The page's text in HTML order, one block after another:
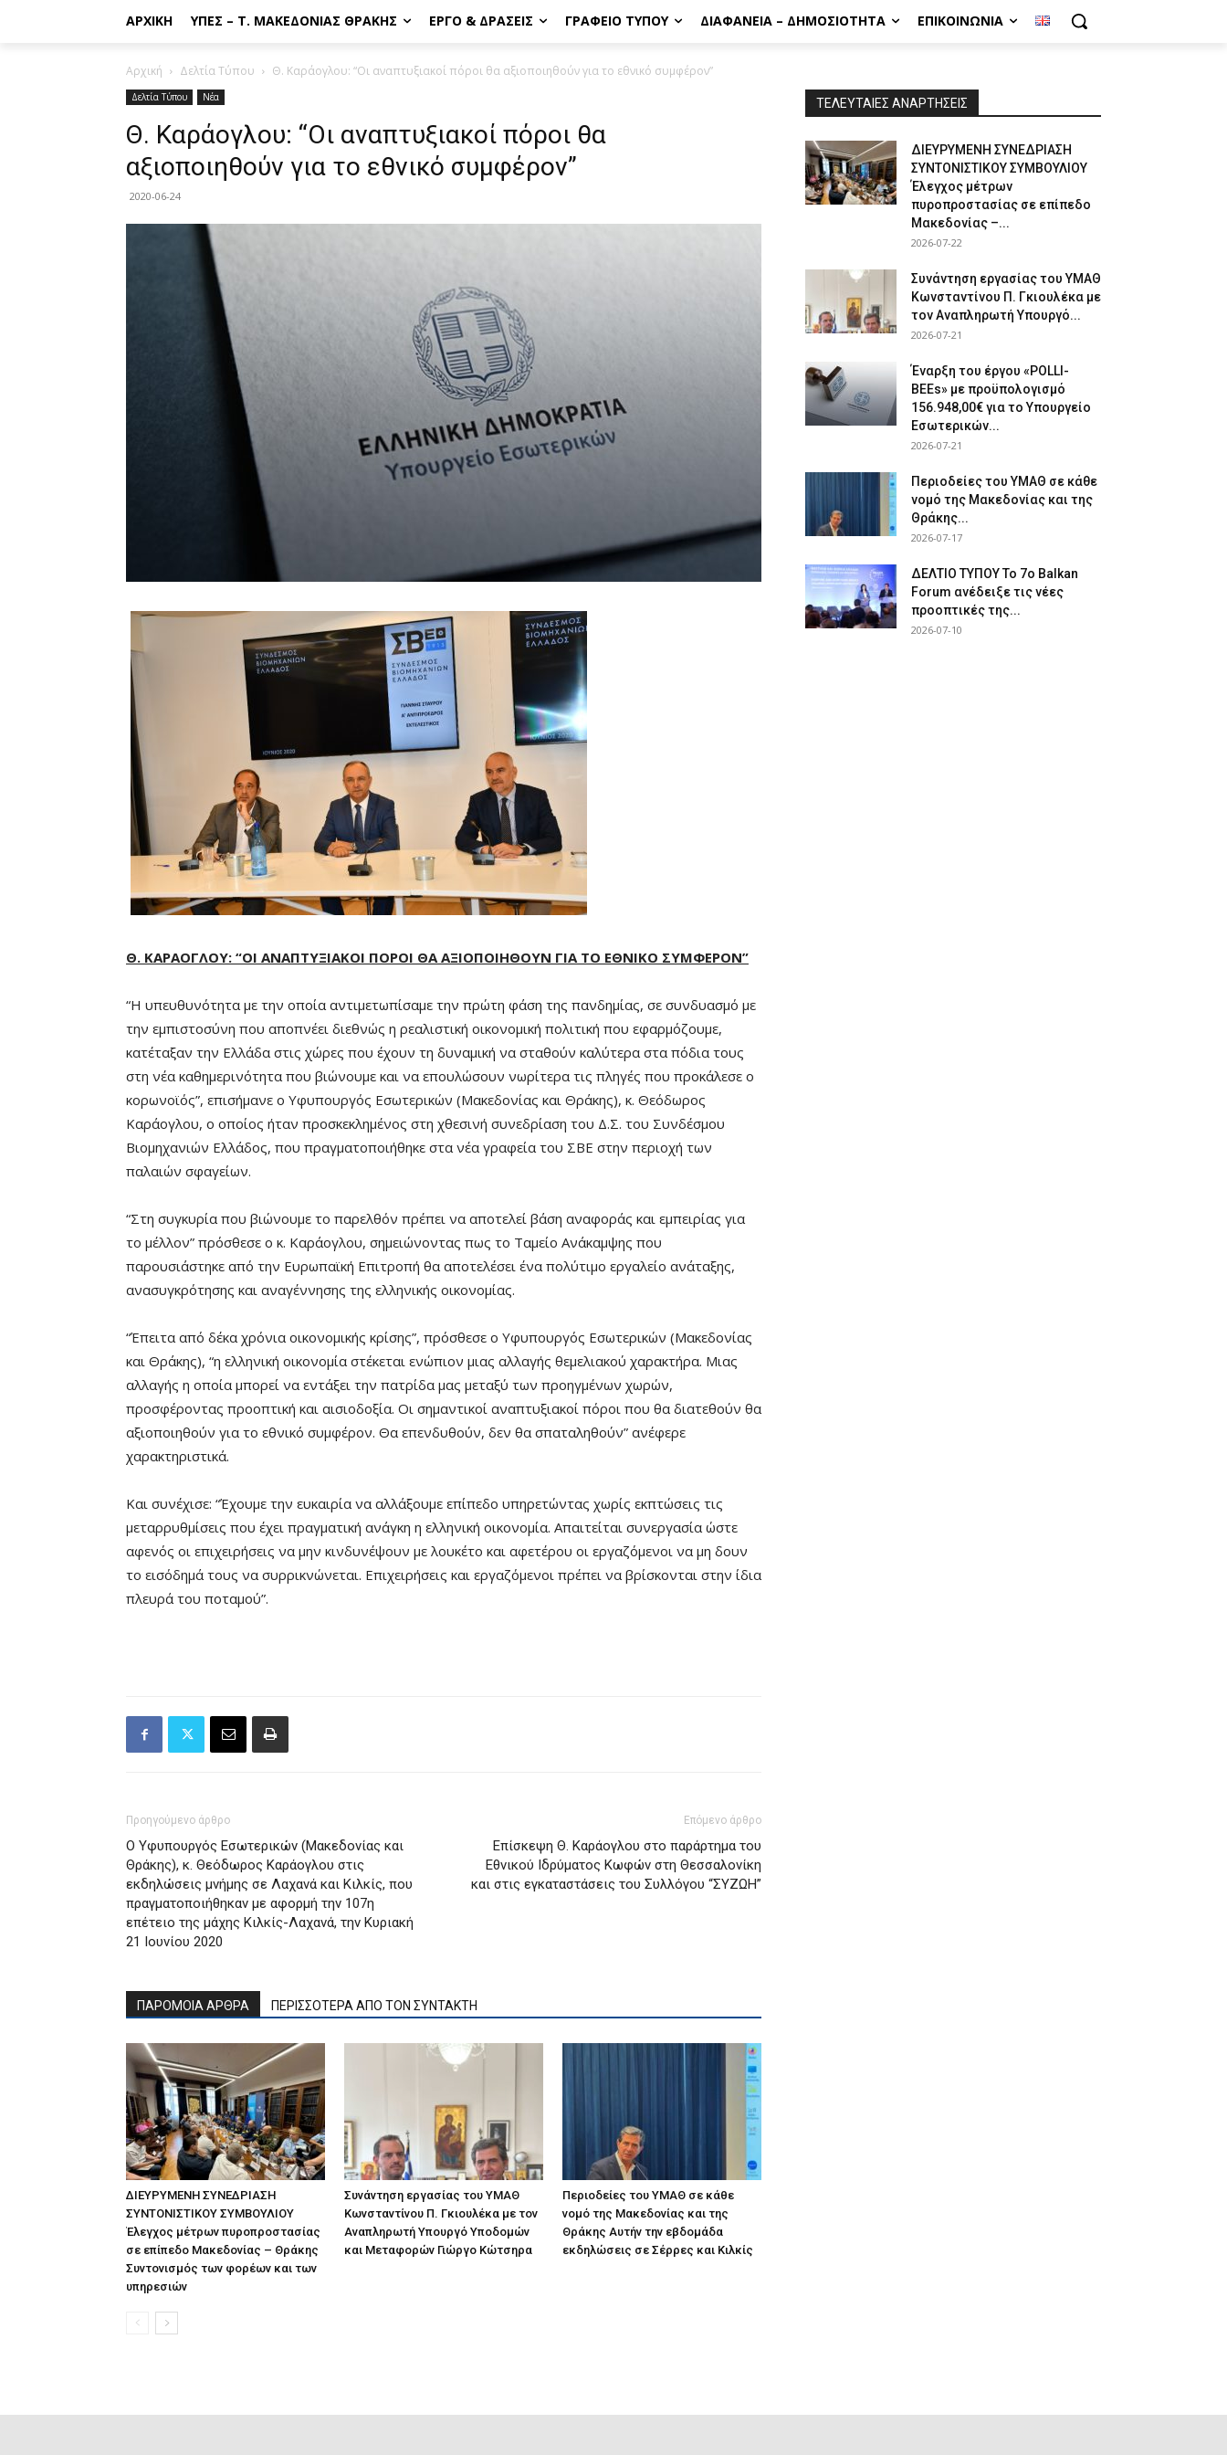
ΑΡΧΙΚΉ ΥΠΕΣ – Τ. ΜΑΚΕΔΟΝΊΑΣ ΘΡΆΚΗΣ ΈΡΓΟ & ΔΡΆΣΕΙΣ ΓΡΑΦΕΊΟ ΤΎΠΟΥ ΔΙΑΦΆΝΕΙΑ – ΔΗΜΟΣΙΌΤΗΤΑ ΕΠΙΚΟΙΝΩΝΊΑ
Αρχική Δελτία Τύπου Θ. Καράογλου: “Οι αναπτυξιακοί πόροι θα αξιοποιηθούν για το εθνικό συμφέρον”
Δελτία Τύπου Νέα
Θ. Καράογλου: “Οι αναπτυξιακοί πόροι θα
αξιοποιηθούν για το εθνικό συμφέρον”
2020-06-24
Θ. ΚΑΡΑΟΓΛΟΥ: “ΟΙ ΑΝΑΠΤΥΞΙΑΚΟΙ ΠΟΡΟΙ ΘΑ ΑΞΙΟΠΟΙΗΘΟΥΝ ΓΙΑ ΤΟ ΕΘΝΙΚΟ ΣΥΜΦΕΡΟΝ”
“Η υπευθυνότητα με την οποία αντιμετωπίσαμε την πρώτη φάση της πανδημίας, σε συνδυασμό με
την εμπιστοσύνη που αποπνέει διεθνώς η ρεαλιστική οικονομική πολιτική που εφαρμόζουμε,
κατέταξαν την Ελλάδα στις χώρες που έχουν τη δυναμική να σταθούν καλύτερα στα πόδια τους
στη νέα καθημερινότητα που βιώνουμε και να επουλώσουν νωρίτερα τις πληγές που προκάλεσε ο
κορωνοϊός”, επισήμανε ο Υφυπουργός Εσωτερικών (Μακεδονίας και Θράκης), κ. Θεόδωρος
Καράογλου, ο οποίος ήταν προσκεκλημένος στη χθεσινή συνεδρίαση του Δ.Σ. του Συνδέσμου
Βιομηχανιών Ελλάδος, που πραγματοποιήθηκε στα νέα γραφεία του ΣΒΕ στην περιοχή των
παλαιών σφαγείων.
“Στη συγκυρία που βιώνουμε το παρελθόν πρέπει να αποτελεί βάση αναφοράς και εμπειρίας για
το μέλλον” πρόσθεσε ο κ. Καράογλου, σημειώνοντας πως το Ταμείο Ανάκαμψης που
παρουσιάστηκε από την Ευρωπαϊκή Επιτροπή θα αποτελέσει ένα πολύτιμο εργαλείο ανάταξης,
ανασυγκρότησης και αναγέννησης της ελληνικής οικονομίας.
“Έπειτα από δέκα χρόνια οικονομικής κρίσης”, πρόσθεσε ο Υφυπουργός Εσωτερικών (Μακεδονίας
και Θράκης), “η ελληνική οικονομία στέκεται ενώπιον μιας αλλαγής θεμελιακού χαρακτήρα. Μιας
αλλαγής η οποία μπορεί να εντάξει την πατρίδα μας μεταξύ των προηγμένων χωρών,
προσφέροντας προοπτική και αισιοδοξία. Οι σημαντικοί αναπτυξιακοί πόροι που θα διατεθούν θα
αξιοποιηθούν για το εθνικό συμφέρον. Θα επενδυθούν, δεν θα σπαταληθούν” ανέφερε
χαρακτηριστικά.
Και συνέχισε: “Έχουμε την ευκαιρία να αλλάξουμε επίπεδο υπηρετώντας χωρίς εκπτώσεις τις
μεταρρυθμίσεις που έχει πραγματική ανάγκη η ελληνική οικονομία. Απαιτείται συνεργασία ώστε
αφενός οι επιχειρήσεις να μην κινδυνέψουν με λουκέτο και αφετέρου οι εργαζόμενοι να μη δουν
το εισόδημά τους να συρρικνώνεται. Επιχειρήσεις και εργαζόμενοι πρέπει να βρίσκονται στην ίδια
πλευρά του ποταμού”.
Προηγούμενο άρθρο
Ο Υφυπουργός Εσωτερικών (Μακεδονίας και
Θράκης), κ. Θεόδωρος Καράογλου στις
εκδηλώσεις μνήμης σε Λαχανά και Κιλκίς, που
πραγματοποιήθηκαν με αφορμή την 107η
επέτειο της μάχης Κιλκίς-Λαχανά, την Κυριακή
21 Ιουνίου 2020
Επόμενο άρθρο
Επίσκεψη Θ. Καράογλου στο παράρτημα του
Εθνικού Ιδρύματος Κωφών στη Θεσσαλονίκη
και στις εγκαταστάσεις του Συλλόγου “ΣΥΖΩΗ”
ΠΑΡΟΜΟΙΑ ΑΡΘΡΑ ΠΕΡΙΣΣΟΤΕΡΑ ΑΠΟ ΤΟΝ ΣΥΝΤΑΚΤΗ
ΔΙΕΥΡΥΜΕΝΗ ΣΥΝΕΔΡΙΑΣΗ
ΣΥΝΤΟΝΙΣΤΙΚΟΥ ΣΥΜΒΟΥΛΙΟΥ
Έλεγχος μέτρων πυροπροστασίας
σε επίπεδο Μακεδονίας – Θράκης
Συντονισμός των φορέων και των
υπηρεσιών
Συνάντηση εργασίας του ΥΜΑΘ
Κωνσταντίνου Π. Γκιουλέκα με τον
Αναπληρωτή Υπουργό Υποδομών
και Μεταφορών Γιώργο Κώτσηρα
Περιοδείες του ΥΜΑΘ σε κάθε
νομό της Μακεδονίας και της
Θράκης Αυτήν την εβδομάδα
εκδηλώσεις σε Σέρρες και Κιλκίς
ΤΕΛΕΥΤΑΙΕΣ ΑΝΑΡΤΗΣΕΙΣ
ΔΙΕΥΡΥΜΕΝΗ ΣΥΝΕΔΡΙΑΣΗ
ΣΥΝΤΟΝΙΣΤΙΚΟΥ ΣΥΜΒΟΥΛΙΟΥ
Έλεγχος μέτρων
πυροπροστασίας σε επίπεδο
Μακεδονίας –...
2026-07-22
Συνάντηση εργασίας του ΥΜΑΘ
Κωνσταντίνου Π. Γκιουλέκα με
τον Αναπληρωτή Υπουργό...
2026-07-21
Έναρξη του έργου «POLLI-
BEEs» με προϋπολογισμό
156.948,00€ για το Υπουργείο
Εσωτερικών...
2026-07-21
Περιοδείες του ΥΜΑΘ σε κάθε
νομό της Μακεδονίας και της
Θράκης...
2026-07-17
ΔΕΛΤΙΟ ΤΥΠΟΥ Το 7ο Balkan
Forum ανέδειξε τις νέες
προοπτικές της...
2026-07-10